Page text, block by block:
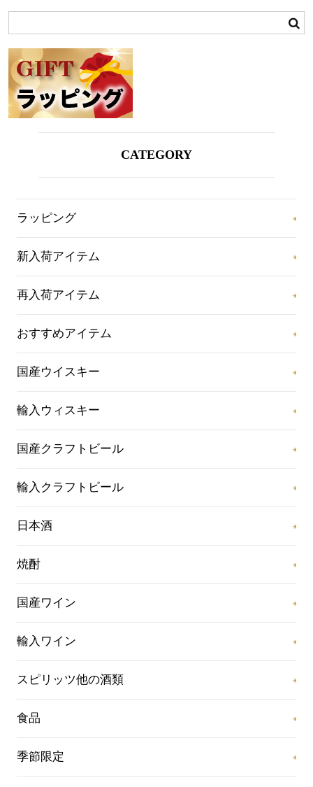
CATEGORY
ラッピング
新入荷アイテム
再入荷アイテム
おすすめアイテム
国産ウイスキー
輸入ウィスキー
国産クラフトビール
輸入クラフトビール
日本酒
焼酎
国産ワイン
輸入ワイン
スピリッツ他の酒類
食品
季節限定